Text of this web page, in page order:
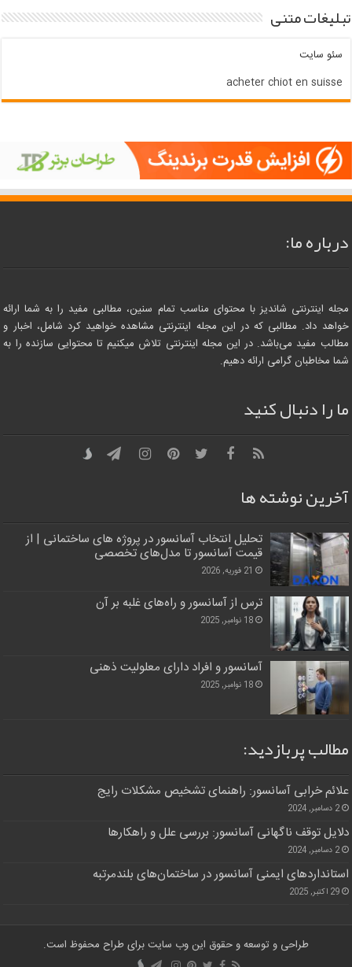
تبلیغات متنی
سئو سایت
acheter chiot en suisse
درباره ما:
مجله اینترنتی شاندیز با محتوای مناسب تمام سنین، مطالبی مفید را به شما ارائه
خواهد داد. مطالبی که در این مجله اینترنتی مشاهده خواهید کرد شامل، اخبار و
مطالب مفید می‌باشد. در این مجله اینترنتی تلاش میکنیم تا محتوایی سازنده را به
شما مخاطبان گرامی ارائه دهیم.
ما را دنبال کنید
آخرین نوشته ها
تحلیل انتخاب آسانسور در پروژه‌ های ساختمانی | از
قیمت آسانسور تا مدل‌های تخصصی
21 فوریه, 2026
ترس از آسانسور و راه‌های غلبه بر آن
18 نوامبر, 2025
آسانسور و افراد دارای معلولیت ذهنی
18 نوامبر, 2025
مطالب پربازدید:
علائم خرابی آسانسور: راهنمای تشخیص مشکلات رایج
2 دسامبر, 2024
دلایل توقف ناگهانی آسانسور: بررسی علل و راهکارها
2 دسامبر, 2024
استانداردهای ایمنی آسانسور در ساختمان‌های بلندمرتبه
29 اکتبر, 2025
طراحی و توسعه و حقوق این وب سایت برای طراح محفوظ است.